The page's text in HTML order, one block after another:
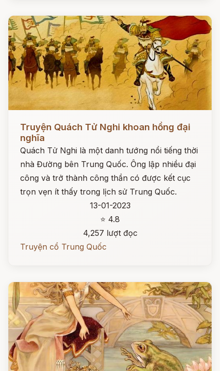
Truyện Quách Tử Nghi khoan hồng đại
nghĩa
Quách Tử Nghi là một danh tướng nổi tiếng thời
nhà Đường bên Trung Quốc. Ông lập nhiều đại
công và trở thành công thần có được kết cục
trọn vẹn ít thấy trong lịch sử Trung Quốc.
13-01-2023
⭐ 4.8
4,257 lượt đọc
Truyện cổ Trung Quốc